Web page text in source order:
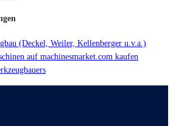
(Deckel, Weiler, Kellenberger u.v.a.)
auf machinesmarket.com kaufen